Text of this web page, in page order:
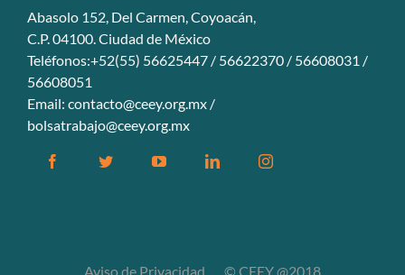
Abasolo 152, Del Carmen, Coyoacán,
C.P. 04100. Ciudad de México
Teléfonos:+52(55) 56625447 / 56622370 / 56608031 /
56608051
Email: contacto@ceey.org.mx /
bolsatrabajo@ceey.org.mx
Aviso de Privacidad © CEEY @2018